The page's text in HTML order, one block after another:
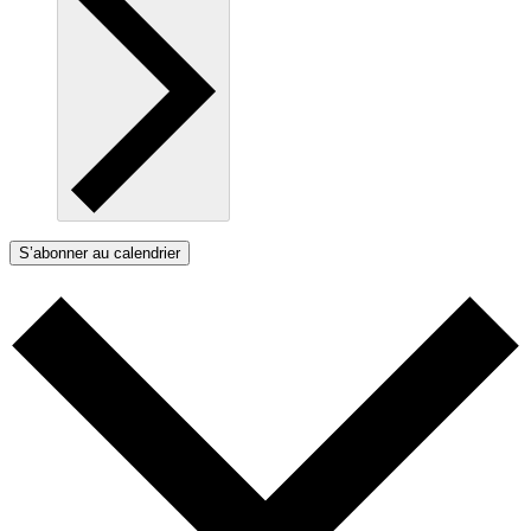
S’abonner au calendrier